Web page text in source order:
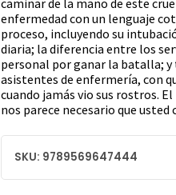
caminar de la mano de este
enfermedad con un lenguaje
proceso, incluyendo su
diaria; la diferencia entre los
personal por ganar la batalla;
asistentes de enfermería, con
cuando jamás vio sus rostros.
nos parece necesario que usted
SKU: 9789569647444